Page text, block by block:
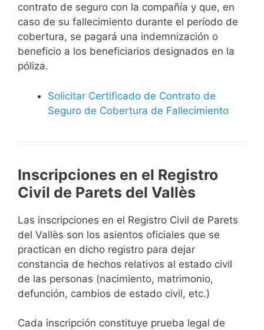
contrato de seguro con la compañía y que, en
caso de su fallecimiento durante el período de
cobertura, se pagará una indemnización o
beneficio a los beneficiarios designados en la
póliza.
Solicitar Certificado de Contrato de
Seguro de Cobertura de Fallecimiento
Inscripciones en el Registro
Civil de Parets del Vallès
Las inscripciones en el Registro Civil de Parets
del Vallès son los asientos oficiales que se
practican en dicho registro para dejar
constancia de hechos relativos al estado civil
de las personas (nacimiento, matrimonio,
defunción, cambios de estado civil, etc.)
Cada inscripción constituye prueba legal de